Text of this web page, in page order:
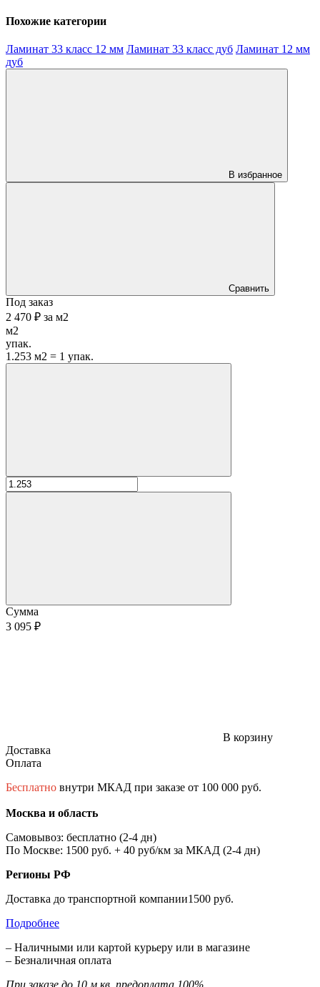
Похожие категории
Ламинат 33 класс 12 мм Ламинат 33 класс дуб Ламинат 12 мм
дуб
В избранное
Сравнить
Под заказ
2 470 ₽ за м2
м2
упак.
1.253 м2 = 1 упак.
Сумма
3 095 ₽
В корзину
Доставка
Оплата
Бесплатно внутри МКАД при заказе от 100 000 руб.
Москва и область
Самовывоз: бесплатно (2-4 дн)
По Москве: 1500 руб. + 40 руб/км за МКАД (2-4 дн)
Регионы РФ
Доставка до транспортной компании1500 руб.
Подробнее
– Наличными или картой курьеру или в магазине
– Безналичная оплата